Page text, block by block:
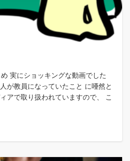
実にショッキングな動画でした
が教員になっていたこと に唖然と
アで取り扱われていますので、 こ